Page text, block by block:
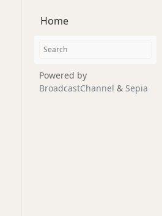
Home
Powered by
BroadcastChannel & Sepia